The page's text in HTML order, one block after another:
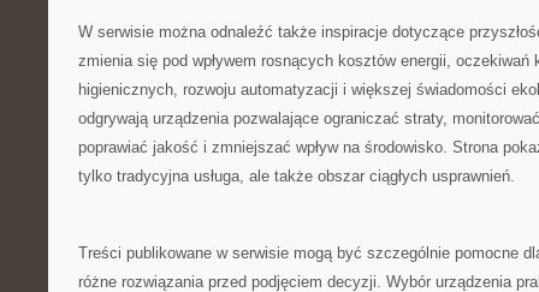
W serwisie można odnaleźć także inspiracje dotyczące
zmienia się pod wpływem rosnących kosztów energii, oczekiwań
higienicznych, rozwoju automatyzacji i większej świadomości
odgrywają urządzenia pozwalające ograniczać straty,
poprawiać jakość i zmniejszać wpływ na środowisko. Strona
tylko tradycyjna usługa, ale także obszar ciągłych usprawnień.
Treści publikowane w serwisie mogą być szczególnie pomocne
różne rozwiązania przed podjęciem decyzji. Wybór urządzenia